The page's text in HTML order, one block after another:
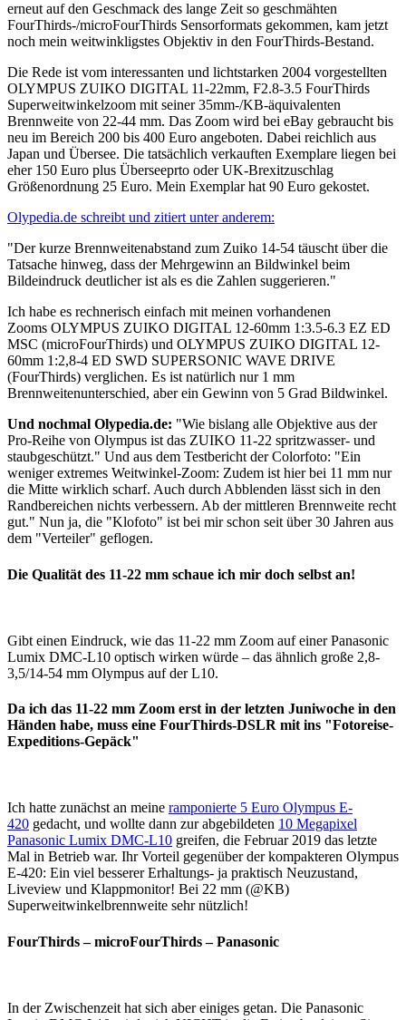
erneut auf den Geschmack des lange Zeit so geschmähten
FourThirds-/microFourThirds Sensorformats gekommen, kam jetzt
noch mein weitwinkligstes Objektiv in den FourThirds-Bestand.
Die Rede ist vom interessanten und lichtstarken 2004 vorgestellten
OLYMPUS ZUIKO DIGITAL 11-22mm, F2.8-3.5 FourThirds
Superweitwinkelzoom mit seiner 35mm-/KB-äquivalenten
Brennweite von 22-44 mm. Das Zoom wird bei eBay gebraucht bis
neu im Bereich 200 bis 400 Euro angeboten. Dabei reichlich aus
Japan und Übersee. Die tatsächlich verkauften Exemplare liegen bei
eher 150 Euro plus Überseeprto oder UK-Brexitzuschlag
Größenordnung 25 Euro. Mein Exemplar hat 90 Euro gekostet.
Olypedia.de schreibt und zitiert unter anderem:
"Der kurze Brennweitenabstand zum Zuiko 14-54 täuscht über die
Tatsache hinweg, dass der Mehrgewinn an Bildwinkel beim
Bildeindruck deutlicher ist als es die Zahlen suggerieren."
Ich habe es rechnerisch einfach mit meinen vorhandenen
Zooms OLYMPUS ZUIKO DIGITAL 12-60mm 1:3.5-6.3 EZ ED
MSC (microFourThirds) und OLYMPUS ZUIKO DIGITAL 12-
60mm 1:2,8-4 ED SWD SUPERSONIC WAVE DRIVE
(FourThirds) verglichen. Es ist natürlich nur 1 mm
Brennweitenunterschied, aber ein Gewinn von 5 Grad Bildwinkel.
Und nochmal Olypedia.de: "Wie bislang alle Objektive aus der
Pro-Reihe von Olympus ist das ZUIKO 11-22 spritzwasser- und
staubgeschützt." Und aus dem Testbericht der Colorfoto: "Ein
weniger extremes Weitwinkel-Zoom: Zudem ist hier bei 11 mm nur
die Mitte wirklich scharf. Auch durch Abblenden lässt sich in den
Randbereichen nichts verbessern. Ab der mittleren Brennweite recht
gut." Nun ja, die "Klofoto" ist bei mir schon seit über 30 Jahren aus
dem "Verteiler" geflogen.
Die Qualität des 11-22 mm schaue ich mir doch selbst an!
Gibt einen Eindruck, wie das 11-22 mm Zoom auf einer Panasonic
Lumix DMC-L10 optisch wirken würde – das ähnlich große 2,8-
3,5/14-54 mm Olympus auf der L10.
Da ich das 11-22 mm Zoom erst in der letzten Juniwoche in den
Händen habe, muss eine FourThirds-DSLR mit ins "Fotoreise-
Expeditions-Gepäck"
Ich hatte zunächst an meine ramponierte 5 Euro Olympus E-
420 gedacht, und wollte dann zur abgebildeten 10 Megapixel
Panasonic Lumix DMC-L10 greifen, die Februar 2019 das letzte
Mal in Betrieb war. Ihr Vorteil gegenüber der kompakteren Olympus
E-420: Ein viel besserer Erhaltungs- ja praktisch Neuzustand,
Liveview und Klappmonitor! Bei 22 mm (@KB)
Superweitwinkelbrennweite sehr nützlich!
FourThirds – microFourThirds – Panasonic
In der Zwischenzeit hat sich aber einiges getan. Die Panasonic